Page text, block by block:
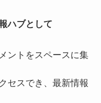
ハブとして
ントをスペースに集
セスでき、最新情報